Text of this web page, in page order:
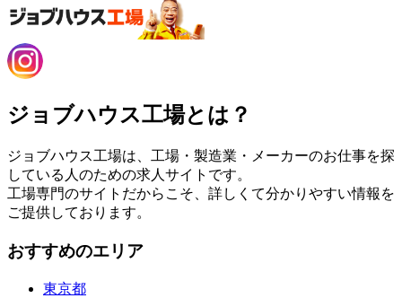
ジョブハウス工場とは？
ジョブハウス工場は、工場・製造業・メーカーのお仕事を探
している人のための求人サイトです。
工場専門のサイトだからこそ、詳しくて分かりやすい情報を
ご提供しております。
おすすめのエリア
東京都